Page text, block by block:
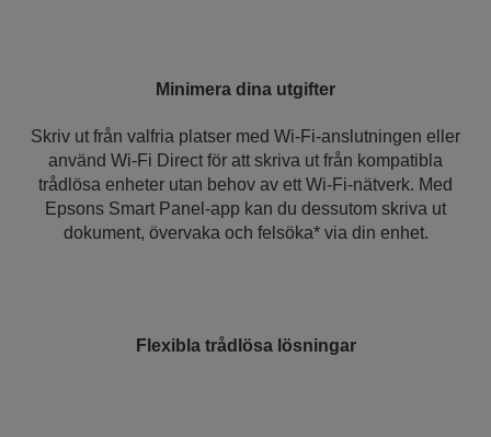
Minimera dina utgifter
Skriv ut från valfria platser med Wi-Fi-anslutningen eller
använd Wi-Fi Direct för att skriva ut från kompatibla
trådlösa enheter utan behov av ett Wi-Fi-nätverk. Med
Epsons Smart Panel-app kan du dessutom skriva ut
dokument, övervaka och felsöka* via din enhet.
Flexibla trådlösa lösningar